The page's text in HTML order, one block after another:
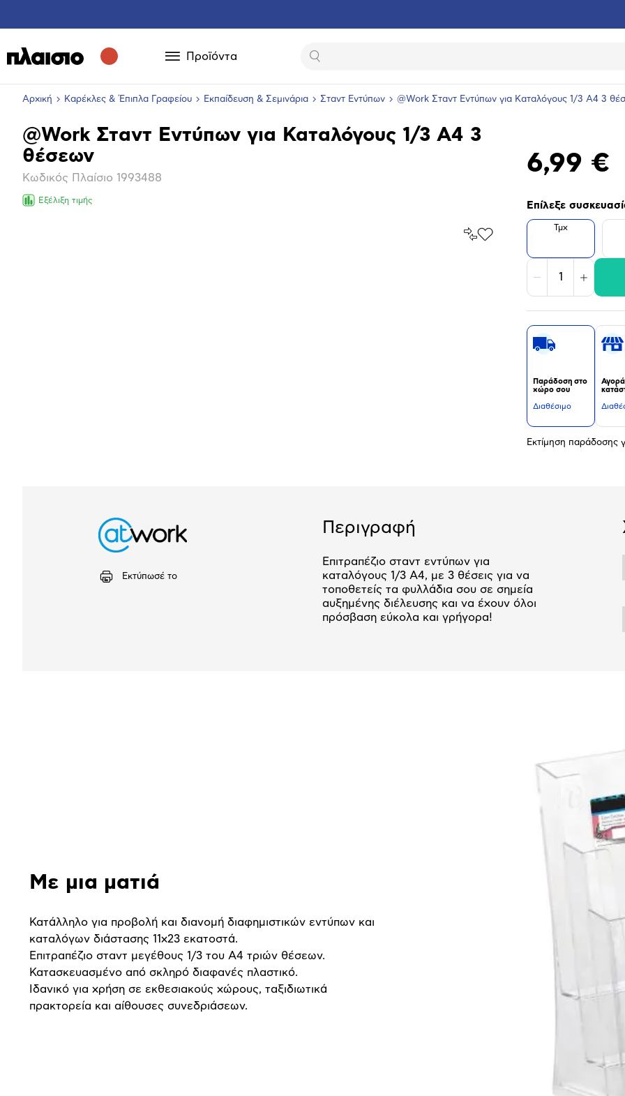
Προϊόντα Αναζήτηση
Αρχική Καρέκλες & Έπιπλα Γραφείου Εκπαίδευση & Σεμινάρια Σταντ Εντύπων @Work Σταντ Εντύπων για Καταλόγους 1/3 A4 3
Βασικά
χαρακτηριστικά
@Work Σταντ Εντύπων για Καταλόγους 1/3 A4 3
θέσεων
Κωδικός Πλαίσιο 1993488
Εξέλιξη τιμής
Σύγκρινέ
Προσθήκη
Αγαπημένα
6,99 €
Επίλεξε
Τμχ
Μείωση Αύξηση
Παράδοση στο
χώρο σου
Διαθέσιμο
Εκτίμηση παράδοσης
Εκτύπωσέ το
Περιγραφή
Επιτραπέζιο σταντ εντύπων για
καταλόγους 1/3 Α4, με 3 θέσεις για να
τοποθετείς τα φυλλάδια σου σε σημεία
αυξημένης διέλευσης και να έχουν όλοι
πρόσβαση εύκολα και γρήγορα!
Με μια ματιά
Κατάλληλο για προβολή και διανομή διαφημιστικών εντύπων και
καταλόγων διάστασης 11x23 εκατοστά.
Επιτραπέζιο σταντ μεγέθους 1/3 του Α4 τριών θέσεων.
Κατασκευασμένο από σκληρό διαφανές πλαστικό.
Ιδανικό για χρήση σε εκθεσιακούς χώρους, ταξιδιωτικά
πρακτορεία και αίθουσες συνεδριάσεων.